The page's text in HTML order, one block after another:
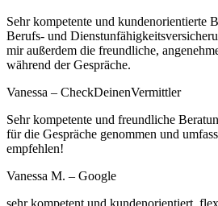
Sehr kompetente und kundenorientierte
Berufs- und
mir außerdem die freundliche,
während der Gespräche.
Vanessa – CheckDeinenVermittler
Sehr kompetente und freundliche
für die Gespräche genommen und
empfehlen!
Vanessa M. – Google
sehr kompetent und kundenorientiert,